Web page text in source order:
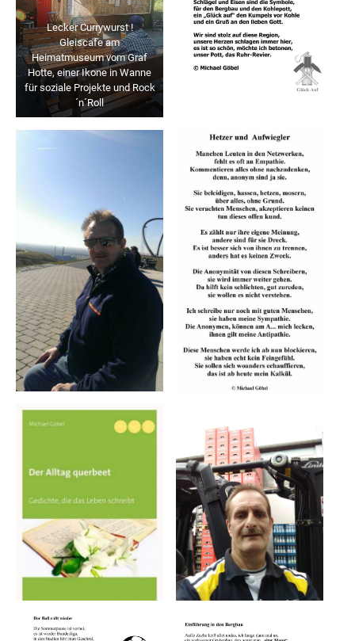
Lecker Currywurst !
Gleiscafe am
Heimatmuseum vom Graf
Hotte, einer Ikone in Wanne
für soziale Projekte und Rock
´n´Roll